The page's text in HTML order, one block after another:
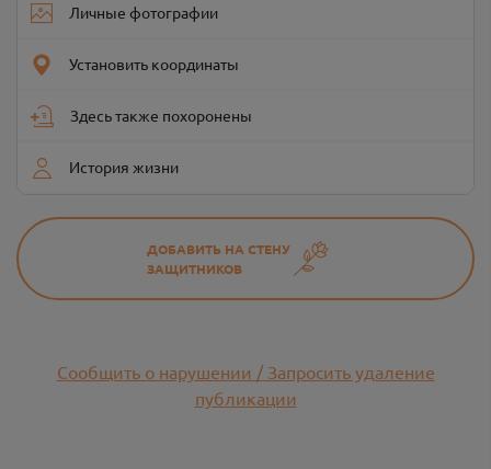
Личные фотографии
Установить координаты
Здесь также похоронены
История жизни
ДОБАВИТЬ НА СТЕНУ
ЗАЩИТНИКОВ
Сообщить о нарушении / Запросить удаление
публикации